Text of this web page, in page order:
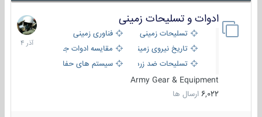
ادوات و تسلیحات زمینی
تسلیحات زمینی
فناوری زمینی
تاریخ نیروی زمینی
مقایسه ادوات جنگی
تسلیحات ضد زره
سیستم های حفاظت فعال
Army Gear & Equipment
6,022 ارسال ها
21
آذر
1404